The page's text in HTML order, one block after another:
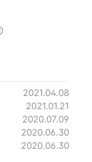
2021.04.08
2021.01.21
2020.07.09
2020.06.30
2020.06.30